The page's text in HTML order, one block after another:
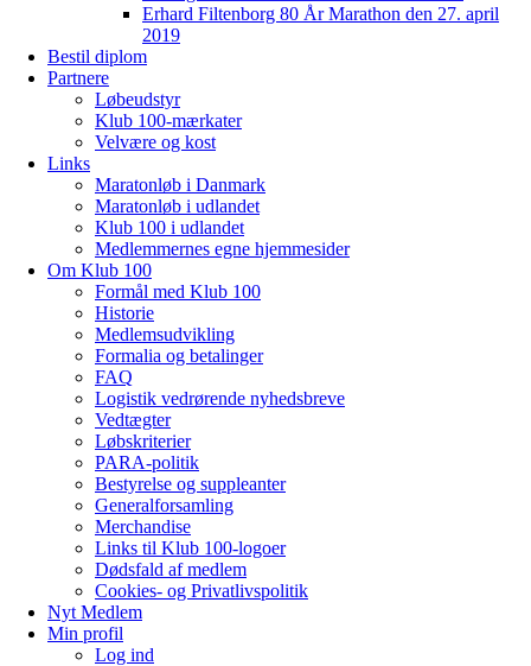
Erhard Filtenborg 80 År Marathon den 27. april
2019
Bestil diplom
Partnere
Løbeudstyr
Klub 100-mærkater
Velvære og kost
Links
Maratonløb i Danmark
Maratonløb i udlandet
Klub 100 i udlandet
Medlemmernes egne hjemmesider
Om Klub 100
Formål med Klub 100
Historie
Medlemsudvikling
Formalia og betalinger
FAQ
Logistik vedrørende nyhedsbreve
Vedtægter
Løbskriterier
PARA-politik
Bestyrelse og suppleanter
Generalforsamling
Merchandise
Links til Klub 100-logoer
Dødsfald af medlem
Cookies- og Privatlivspolitik
Nyt Medlem
Min profil
Log ind